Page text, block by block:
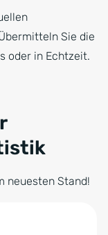
Sie die
oder in Echtzeit.
neuesten Stand!